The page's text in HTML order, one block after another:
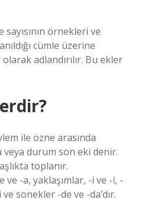
örnekleri ve
cümle üzerine
adlandırılır. Bu ekler
ile özne arasında
durum son eki denir.
toplanır.
-a, yaklaşımlar, -i ve -i, -
sonekler -de ve -da’dır.